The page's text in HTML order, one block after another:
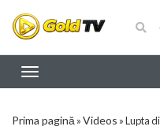
Prima pagină »Videos »Lupta